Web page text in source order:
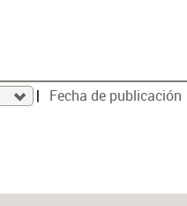
Fecha de publicación